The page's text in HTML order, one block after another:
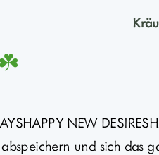
NEW
und sich das